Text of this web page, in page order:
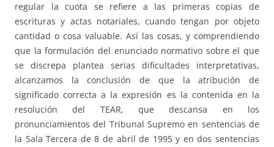
regular la cuota se refiere a las primeras copias de
escrituras y actas notariales, cuando tengan por objeto
cantidad o cosa valuable. Así las cosas, y comprendiendo
que la formulación del enunciado normativo sobre el que
se discrepa plantea serias dificultades interpretativas,
alcanzamos la conclusión de que la atribución de
significado correcta a la expresión es la contenida en la
resolución del TEAR, que descansa en los
pronunciamientos del Tribunal Supremo en sentencias de
la Sala Tercera de 8 de abril de 1995 y en dos sentencias